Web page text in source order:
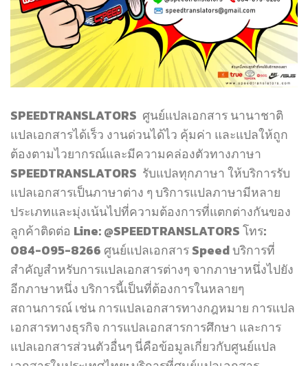
SPEEDTRANSLATORS ศูนย์แปลเอกสาร นานาชาติ
แปลเอกสารได้เร็ว งานด่วนได้ไว คุ้มค่า และแปลให้ถูก
ต้องตามไวยากรณ์และมีความคล่องตัวทางภาษา
SPEEDTRANSLATORS รับแปลทุกภาษา ให้บริการรับ
แปลเอกสารเป็นภาษาต่าง ๆ บริการแปลภาษามีหลาย
ประเภทและมุ่งเน้นไปที่ความต้องการที่แตกต่างกันของ
ลูกค้าติดต่อ Line: @SPEEDTRANSLATORS โทร:
084-095-8266 ศูนย์แปลเอกสาร Speed บริการที่
สำคัญสำหรับการแปลเอกสารต่างๆ จากภาษาหนึ่งไปยัง
อีกภาษาหนึ่ง บริการนี้เป็นที่ต้องการในหลายๆ
สถานการณ์ เช่น การแปลเอกสารทางกฎหมาย การแปล
เอกสารทางธุรกิจ การแปลเอกสารการศึกษา และการ
แปลเอกสารส่วนตัวอื่นๆ นี่คือข้อมูลเกี่ยวกับศูนย์แปล